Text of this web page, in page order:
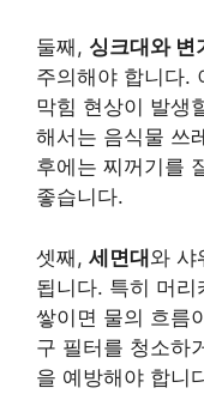
둘째, 싱크대와 변
주의해야 합니다.
막힘 현상이 발생
해서는 음식물 쓰
후에는 찌꺼기를
좋습니다.
셋째, 세면대와 샤
됩니다. 특히 머
쌓이면 물의 흐름
구 필터를 청소하
을 예방해야 합니